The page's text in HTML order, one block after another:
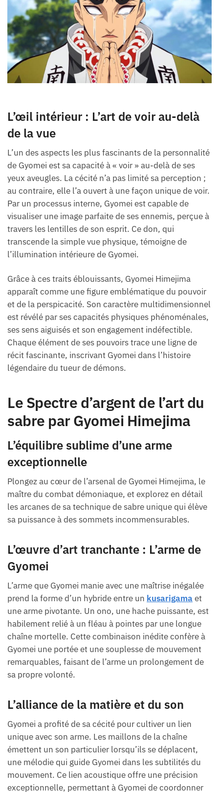
L’œil intérieur : L’art de voir au-delà
de la vue
L’un des aspects les plus fascinants de la personnalité
de Gyomei est sa capacité à « voir » au-delà de ses
yeux aveugles. La cécité n’a pas limité sa perception ;
au contraire, elle l’a ouvert à une façon unique de voir.
Par un processus interne, Gyomei est capable de
visualiser une image parfaite de ses ennemis, perçue à
travers les lentilles de son esprit. Ce don, qui
transcende la simple vue physique, témoigne de
l’illumination intérieure de Gyomei.
Grâce à ces traits éblouissants, Gyomei Himejima
apparaît comme une figure emblématique du pouvoir
et de la perspicacité. Son caractère multidimensionnel
est révélé par ses capacités physiques phénoménales,
ses sens aiguisés et son engagement indéfectible.
Chaque élément de ses pouvoirs trace une ligne de
récit fascinante, inscrivant Gyomei dans l’histoire
légendaire du tueur de démons.
Le Spectre d’argent de l’art du
sabre par Gyomei Himejima
L’équilibre sublime d’une arme
exceptionnelle
Plongez au cœur de l’arsenal de Gyomei Himejima, le
maître du combat démoniaque, et explorez en détail
les arcanes de sa technique de sabre unique qui élève
sa puissance à des sommets incommensurables.
L’œuvre d’art tranchante : L’arme de
Gyomei
L’arme que Gyomei manie avec une maîtrise inégalée
prend la forme d’un hybride entre un kusarigama et
une arme pivotante. Un ono, une hache puissante, est
habilement relié à un fléau à pointes par une longue
chaîne mortelle. Cette combinaison inédite confère à
Gyomei une portée et une souplesse de mouvement
remarquables, faisant de l’arme un prolongement de
sa propre volonté.
L’alliance de la matière et du son
Gyomei a profité de sa cécité pour cultiver un lien
unique avec son arme. Les maillons de la chaîne
émettent un son particulier lorsqu’ils se déplacent,
une mélodie qui guide Gyomei dans les subtilités du
mouvement. Ce lien acoustique offre une précision
exceptionnelle, permettant à Gyomei de coordonner